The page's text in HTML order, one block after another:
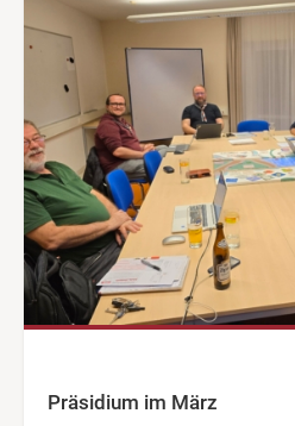
Präsidium im März